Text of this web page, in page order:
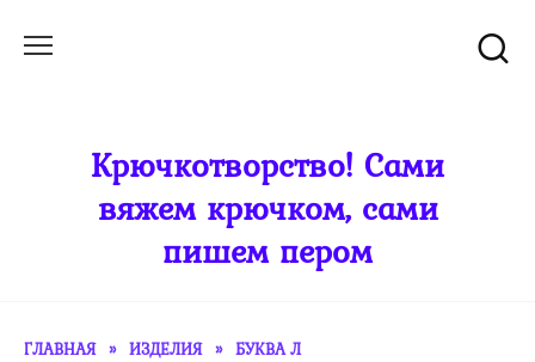
Крючкотворство! Сами
вяжем крючком, сами
пишем пером
ГЛАВНАЯ » ИЗДЕЛИЯ » БУКВА Л